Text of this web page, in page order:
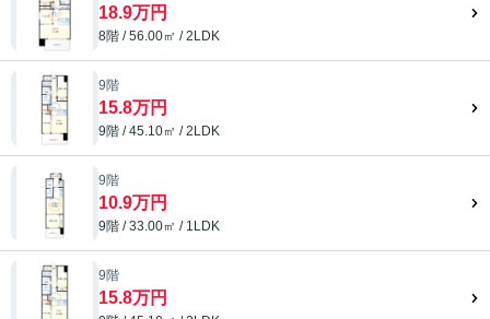
18.9万円
8階 / 56.00㎡ / 2LDK
9階
15.8万円
9階 / 45.10㎡ / 2LDK
9階
10.9万円
9階 / 33.00㎡ / 1LDK
9階
15.8万円